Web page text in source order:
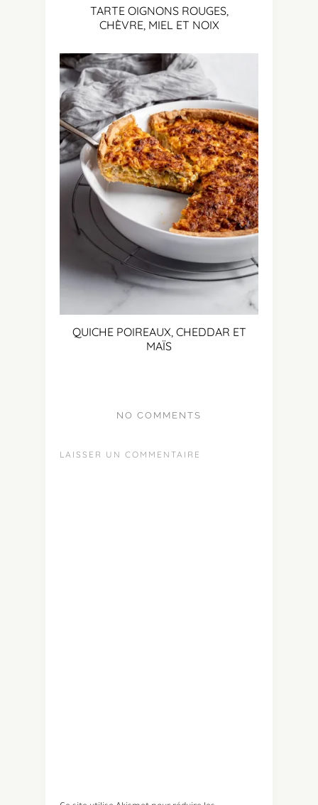
TARTE OIGNONS ROUGES,
CHÈVRE, MIEL ET NOIX
QUICHE POIREAUX, CHEDDAR ET
MAÏS
NO COMMENTS
LAISSER UN COMMENTAIRE